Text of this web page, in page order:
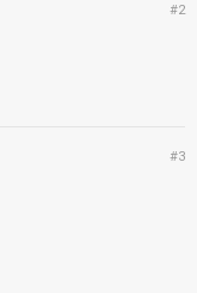
#2
#3